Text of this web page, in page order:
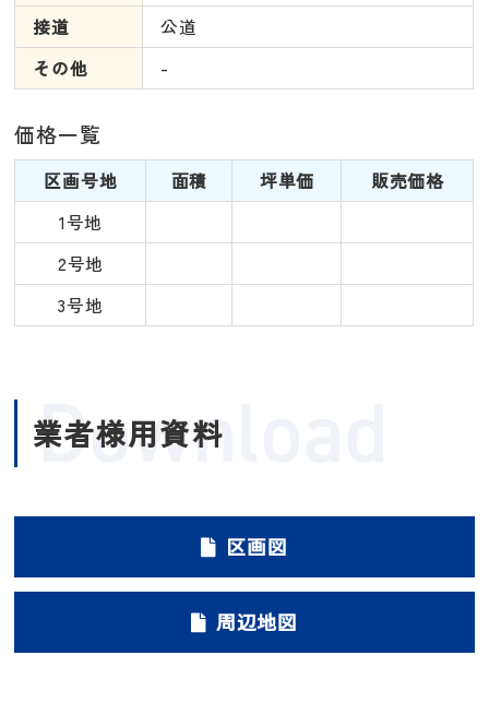
接道
公道
その他
-
価格一覧
区画号地 面積 坪単価
販売価格
1号地
2号地
3号地
業者様用資料
Download
区画図
周辺地図